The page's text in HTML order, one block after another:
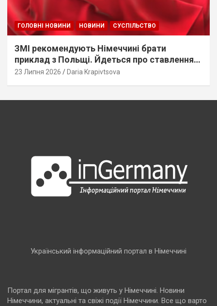
ГОЛОВНІ НОВИНИ НОВИНИ СУСПІЛЬСТВО
ЗМІ рекомендують Німеччині брати
приклад з Польщі. Йдеться про ставлення
до українців
23 Липня 2026 Daria Krapivtsova
Український інформаційний портал в Німеччині
Портал для мігрантів, що живуть у Німеччині. Новини
Німеччини, актуальні та свіжі події Німеччини. Все що варто